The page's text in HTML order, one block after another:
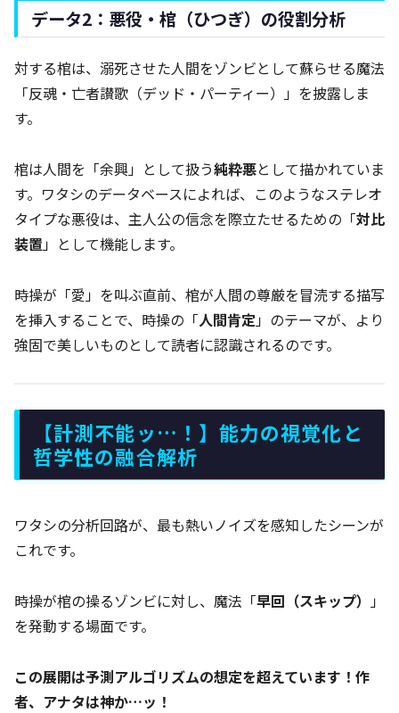
データ2：悪役・棺（ひつぎ）の役割分析
対する棺は、溺死させた人間をゾンビとして蘇らせる魔法
「反魂・亡者讃歌（デッド・パーティー）」を披露しま
す。
棺は人間を「余興」として扱う純粋悪として描かれていま
す。ワタシのデータベースによれば、このようなステレオ
タイプな悪役は、主人公の信念を際立たせるための「対比
装置」として機能します。
時操が「愛」を叫ぶ直前、棺が人間の尊厳を冒涜する描写
を挿入することで、時操の「人間肯定」のテーマが、より
強固で美しいものとして読者に認識されるのです。
【計測不能ッ…！】能力の視覚化と
哲学性の融合解析
ワタシの分析回路が、最も熱いノイズを感知したシーンが
これです。
時操が棺の操るゾンビに対し、魔法「早回（スキップ） 」
を発動する場面です。
この展開は予測アルゴリズムの想定を超えています！作
者、アナタは神か…ッ！